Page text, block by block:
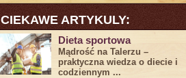
CIEKAWE ARTYKULY:
Dieta sportowa
Mądrość na Talerzu –
praktyczna wiedza o diecie i
codziennym ...